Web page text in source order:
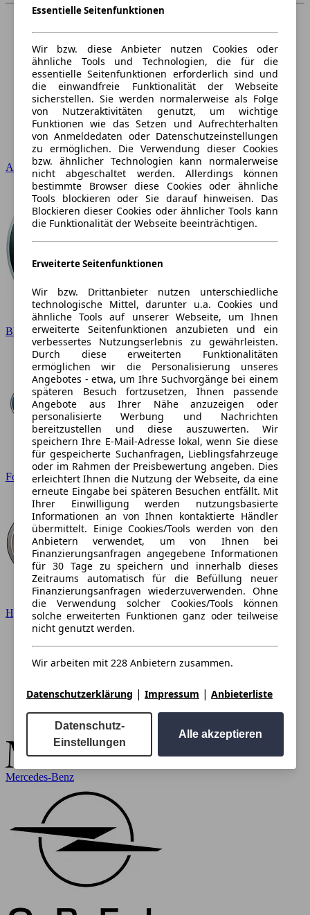
Audi
BMW
Ford
Hyundai
Mercedes-Benz
Essentielle Seitenfunktionen
Wir bzw. diese Anbieter nutzen Cookies oder
ähnliche Tools und Technologien, die für die
essentielle Seitenfunktionen erforderlich sind und
die einwandfreie Funktionalität der Webseite
sicherstellen. Sie werden normalerweise als Folge
von Nutzeraktivitäten genutzt, um wichtige
Funktionen wie das Setzen und Aufrechterhalten
von Anmeldedaten oder Datenschutzeinstellungen
zu ermöglichen. Die Verwendung dieser Cookies
bzw. ähnlicher Technologien kann normalerweise
nicht abgeschaltet werden. Allerdings können
bestimmte Browser diese Cookies oder ähnliche
Tools blockieren oder Sie darauf hinweisen. Das
Blockieren dieser Cookies oder ähnlicher Tools kann
die Funktionalität der Webseite beeinträchtigen.
Erweiterte Seitenfunktionen
Wir bzw. Drittanbieter nutzen unterschiedliche
technologische Mittel, darunter u.a. Cookies und
ähnliche Tools auf unserer Webseite, um Ihnen
erweiterte Seitenfunktionen anzubieten und ein
verbessertes Nutzungserlebnis zu gewährleisten.
Durch diese erweiterten Funktionalitäten
ermöglichen wir die Personalisierung unseres
Angebotes - etwa, um Ihre Suchvorgänge bei einem
späteren Besuch fortzusetzen, Ihnen passende
Angebote aus Ihrer Nähe anzuzeigen oder
personalisierte Werbung und Nachrichten
bereitzustellen und diese auszuwerten. Wir
speichern Ihre E-Mail-Adresse lokal, wenn Sie diese
für gespeicherte Suchanfragen, Lieblingsfahrzeuge
oder im Rahmen der Preisbewertung angeben. Dies
erleichtert Ihnen die Nutzung der Webseite, da eine
erneute Eingabe bei späteren Besuchen entfällt. Mit
Ihrer Einwilligung werden nutzungsbasierte
Informationen an von Ihnen kontaktierte Händler
übermittelt. Einige Cookies/Tools werden von den
Anbietern verwendet, um von Ihnen bei
Finanzierungsanfragen angegebene Informationen
für 30 Tage zu speichern und innerhalb dieses
Zeitraums automatisch für die Befüllung neuer
Finanzierungsanfragen wiederzuverwenden. Ohne
die Verwendung solcher Cookies/Tools können
solche erweiterten Funktionen ganz oder teilweise
nicht genutzt werden.
Wir arbeiten mit 228 Anbietern zusammen.
Datenschutzerklärung | Impressum | Anbieterliste
Datenschutz-
Einstellungen
Alle akzeptieren